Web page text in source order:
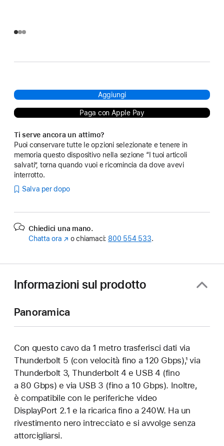
Aggiungi
Paga con Apple Pay
Ti serve ancora un attimo?
Puoi conservare tutte le opzioni selezionate e tenere in
memoria questo dispositivo nella sezione “I tuoi articoli
salvati”, torna quando vuoi e ricomincia da dove avevi
interrotto.
Salva per dopo
Chiedici una mano.
Chatta ora (Si
nuova
finestra)
o chiamaci: 800 554 533.
Informazioni sul prodotto
Panoramica
Con questo cavo da 1 metro trasferisci dati via
Thunderbolt 5 (con velocità fino a 120 Gbps),¹ via
Thunderbolt 3, Thunderbolt 4 e USB 4 (fino
a 80 Gbps) e via USB 3 (fino a 10 Gbps). Inoltre,
è compatibile con le periferiche video
DisplayPort 2.1 e la ricarica fino a 240W. Ha un
rivestimento nero intrecciato e si avvolge senza
attorcigliarsi.